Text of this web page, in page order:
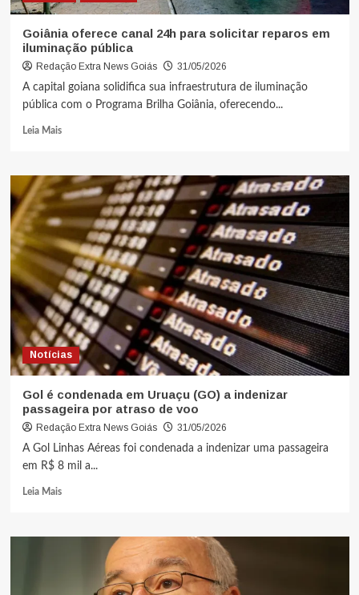
Goiânia oferece canal 24h para solicitar reparos em
iluminação pública
Redação Extra News Goiás
31/05/2026
A capital goiana solidifica sua infraestrutura de iluminação
pública com o Programa Brilha Goiânia, oferecendo...
Leia Mais
Notícias
Gol é condenada em Uruaçu (GO) a indenizar
passageira por atraso de voo
Redação Extra News Goiás
31/05/2026
A Gol Linhas Aéreas foi condenada a indenizar uma passageira
em R$ 8 mil a...
Leia Mais